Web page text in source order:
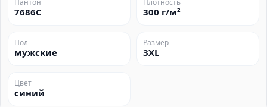
Пантон
7686C
Плотность
300 г/м²
Пол
мужские
Размер
3XL
Цвет
синий